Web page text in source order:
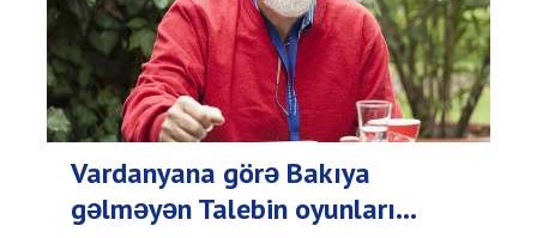
Vardanyana görə Bakıya
gəlməyən Talebin oyunları...